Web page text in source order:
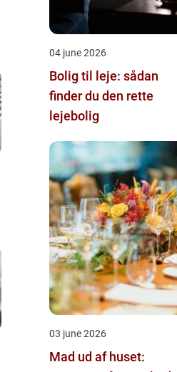
04 june 2026
Bolig til leje: sådan
finder du den rette
lejebolig
03 june 2026
Mad ud af huset: